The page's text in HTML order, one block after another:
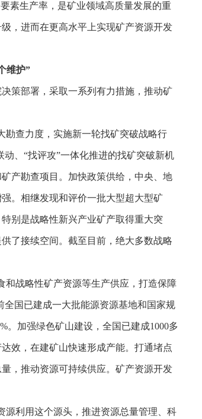
素生产率，是矿业领域高质量发展的重
，进而在更高水平上实现矿产资源开发
维护”
策部署，采取一系列有力措施，推动矿
勘查力度，实施新一轮找矿突破战略行
、“找评攻”一体化推进的找矿突破新机
产勘查项目。加快政策供给，中央、地
。相继发现和评价一批大型超大型矿
别是战略性新兴产业矿产取得重大突
了接续空间。截至目前，绝大多数战略
和战略性矿产资源等生产供应，打造保障
全国已建成一大批能源资源基地和国家规
。加强绿色矿山建设，全国已建成1000多
效，在建矿山快速形成产能。打通堵点
，推动资源可持续供应。矿产资源开发
源利用这个源头，推进资源总量管理、科